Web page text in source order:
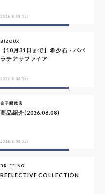
2026.8.08 Sat
BIZOUX
【10月31日まで】希少石・パパ
ラチアサファイア
2026.8.08 Sat
金子眼鏡店
商品紹介(2026.08.08)
2026.8.08 Sat
BRIEFING
REFLECTIVE COLLECTION